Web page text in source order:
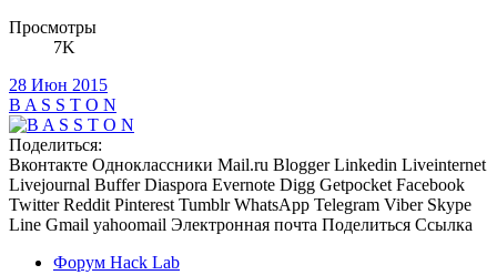
Просмотры
7K
28 Июн 2015
B A S S T O N
Поделиться:
Вконтакте Одноклассники Mail.ru Blogger Linkedin Liveinternet
Livejournal Buffer Diaspora Evernote Digg Getpocket Facebook
Twitter Reddit Pinterest Tumblr WhatsApp Telegram Viber Skype
Line Gmail yahoomail Электронная почта Поделиться Ссылка
Форум Hack Lab